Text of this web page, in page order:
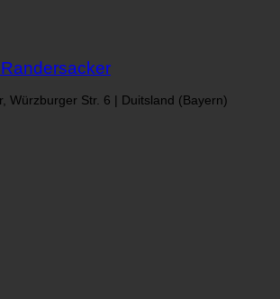
Würzburger Str. 6 | Duitsland (Bayern)